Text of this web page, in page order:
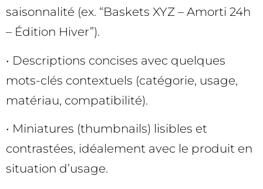
saisonnalité (ex. “Baskets XYZ – Amorti 24h
– Édition Hiver”).
• Descriptions concises avec quelques
mots-clés contextuels (catégorie, usage,
matériau, compatibilité).
• Miniatures (thumbnails) lisibles et
contrastées, idéalement avec le produit en
situation d’usage.